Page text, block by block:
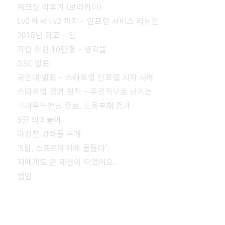
워크샵 막후기 (보라카이)
Lv0 에서 Lv2 까지 – 인프런 서비스 리뉴얼
2018년 회고 – 일
가입 회원 10만명 – 생각들
GSC 발표
국민대 발표 – 스타트업 인프랩 시작 사례
스타트업 경영 원칙 – 주관적으로 남기는
크라우드펀딩 종료. 도움부채 증가
9월 의미놀이
야심찬 강좌들 두개
‘5월, 소프트웨어에 물들다’.
저에게도 큰 재산이 되었어요.
법인